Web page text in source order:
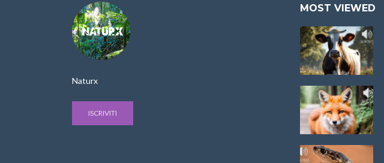
Naturx
ISCRIVITI
MOST VIEWED